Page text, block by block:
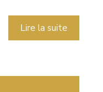
Lire la suite